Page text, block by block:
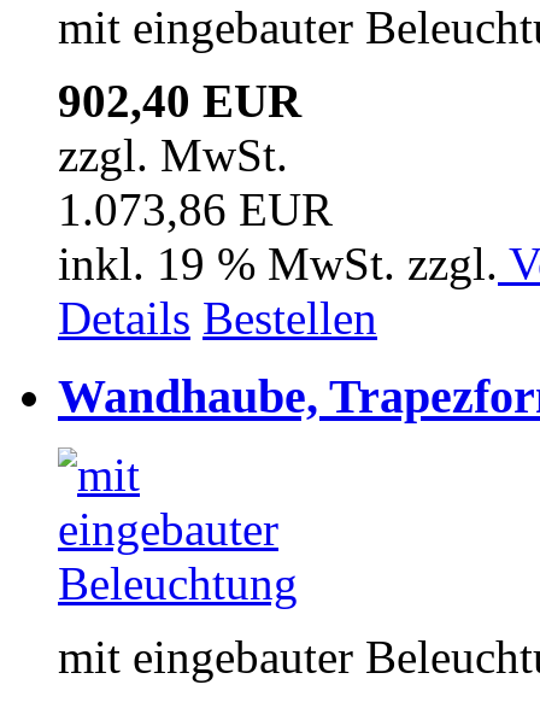
mit eingebauter
902,40 EUR
zzgl. MwSt.
1.073,86 EUR
inkl. 19 % MwSt. zzgl.
Details Bestellen
Wandhaube,
mit eingebauter